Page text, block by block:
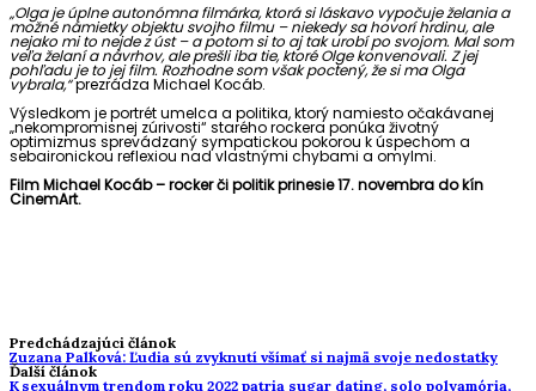
„Olga je úplne autonómna filmárka, ktorá si láskavo vypočuje želania a
možné námietky objektu svojho filmu – niekedy sa hovorí hrdinu, ale
nejako mi to nejde z úst – a potom si to aj tak urobí po svojom. Mal som
veľa želaní a návrhov, ale prešli iba tie, ktoré Olge konvenovali. Z jej
pohľadu je to jej film. Rozhodne som však poctený, že si ma Olga
vybrala,“prezrádza Michael Kocáb.
Výsledkom je portrét umelca a politika, ktorý namiesto očakávanej
„nekompromisnej zúrivosti“ starého rockera ponúka životný
optimizmus sprevádzaný sympatickou pokorou k úspechom a
sebaironickou reflexiou nad vlastnými chybami a omylmi.
FilmMichael Kocáb – rocker či politik prinesie 17. novembra do kín
CinemArt.
Predchádzajúci článok
Zuzana Palková: Ľudia sú zvyknutí všímať si najmä svoje nedostatky
Ďalší článok
K sexuálnym trendom roku 2022 patria sugar dating, solo polyamória,